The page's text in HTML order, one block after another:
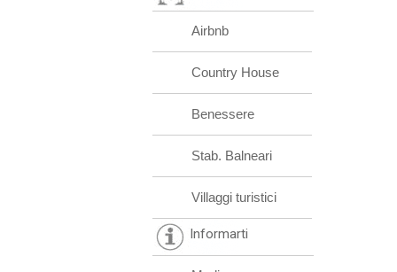
Airbnb
Country House
Benessere
Stab. Balneari
Villaggi turistici
Informarti